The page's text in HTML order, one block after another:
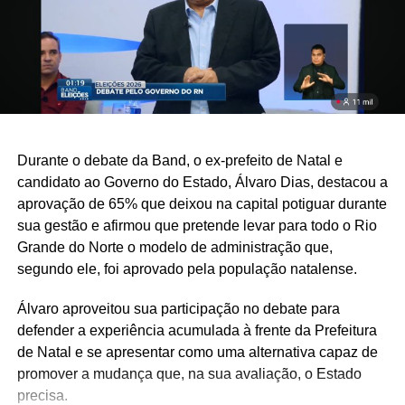
Durante o debate da Band, o ex-prefeito de Natal e
candidato ao Governo do Estado, Álvaro Dias, destacou a
aprovação de 65% que deixou na capital potiguar durante
sua gestão e afirmou que pretende levar para todo o Rio
Grande do Norte o modelo de administração que,
segundo ele, foi aprovado pela população natalense.
Álvaro aproveitou sua participação no debate para
defender a experiência acumulada à frente da Prefeitura
de Natal e se apresentar como uma alternativa capaz de
promover a mudança que, na sua avaliação, o Estado
precisa.